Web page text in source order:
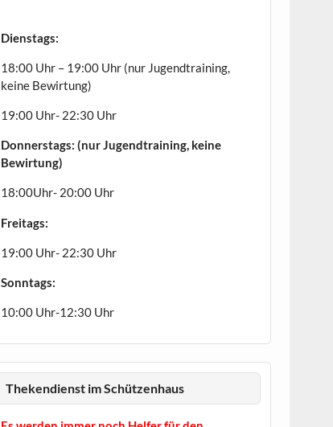
Dienstags:
18:00 Uhr – 19:00 Uhr (nur Jugendtraining,
keine Bewirtung)
19:00 Uhr- 22:30 Uhr
Donnerstags: (nur Jugendtraining, keine
Bewirtung)
18:00Uhr- 20:00 Uhr
Freitags:
19:00 Uhr- 22:30 Uhr
Sonntags:
10:00 Uhr-12:30 Uhr
Thekendienst im Schützenhaus